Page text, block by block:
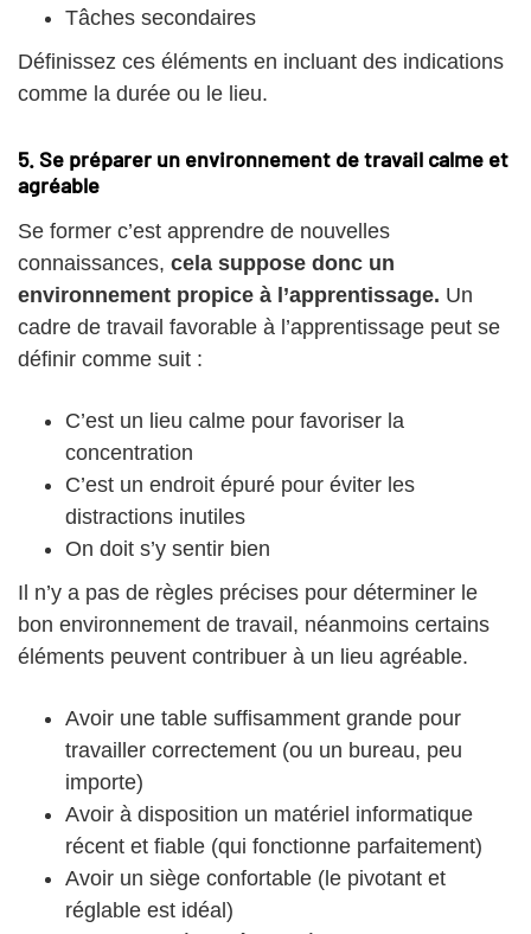
Tâches secondaires
Définissez ces éléments en incluant des indications
comme la durée ou le lieu.
5. Se préparer un environnement de travail calme et
agréable
Se former c’est apprendre de nouvelles
connaissances, cela suppose donc un
environnement propice à l’apprentissage. Un
cadre de travail favorable à l’apprentissage peut se
définir comme suit :
C’est un lieu calme pour favoriser la
concentration
C’est un endroit épuré pour éviter les
distractions inutiles
On doit s’y sentir bien
Il n’y a pas de règles précises pour déterminer le
bon environnement de travail, néanmoins certains
éléments peuvent contribuer à un lieu agréable.
Avoir une table suffisamment grande pour
travailler correctement (ou un bureau, peu
importe)
Avoir à disposition un matériel informatique
récent et fiable (qui fonctionne parfaitement)
Avoir un siège confortable (le pivotant et
réglable est idéal)